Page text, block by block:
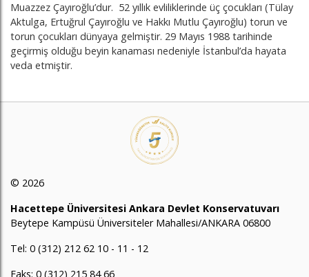
Muazzez Çayıroğlu’dur. 52 yıllık evliliklerinde üç çocukları (Tülay
Aktulga, Ertuğrul Çayıroğlu ve Hakkı Mutlu Çayıroğlu) torun ve
torun çocukları dünyaya gelmiştir. 29 Mayıs 1988 tarihinde
geçirmiş olduğu beyin kanaması nedeniyle İstanbul’da hayata
veda etmiştir.
© 2026
Hacettepe Üniversitesi Ankara Devlet Konservatuvarı
Beytepe Kampüsü Üniversiteler Mahallesi/ANKARA 06800
Tel: 0 (312) 212 62 10 - 11 - 12
Faks: 0 (312) 215 84 66